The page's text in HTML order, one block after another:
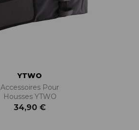
YTWO
Accessoires Pour
Housses YTWO
34,90 €